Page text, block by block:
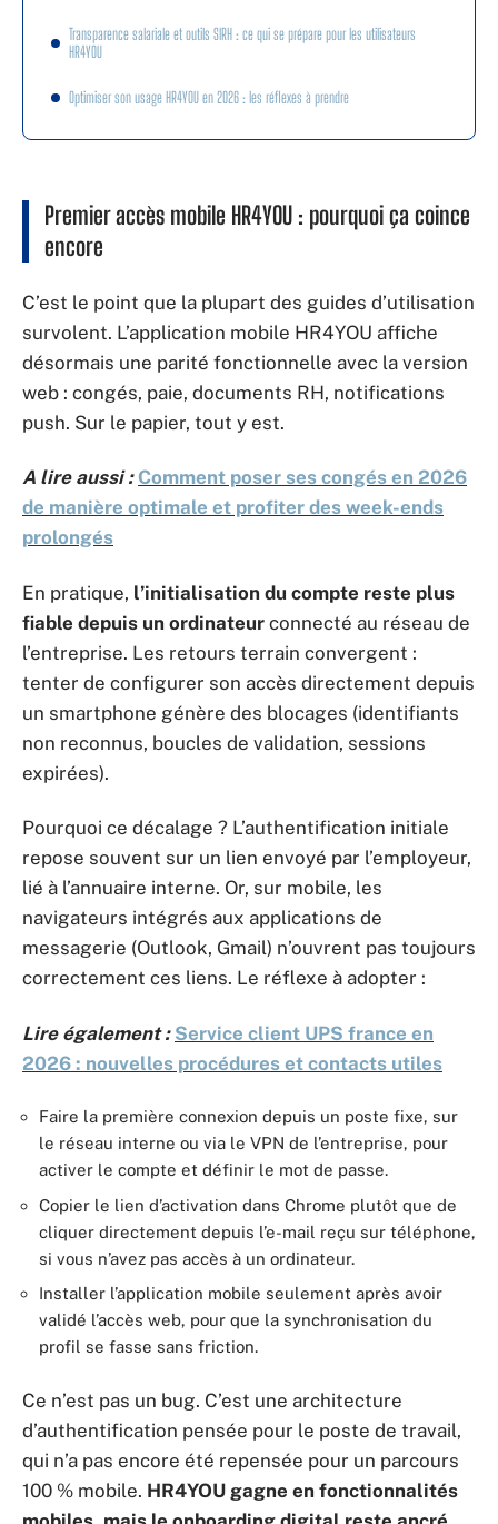
Transparence salariale et outils SIRH : ce qui se prépare pour les utilisateurs
HR4YOU
Optimiser son usage HR4YOU en 2026 : les réflexes à prendre
Premier accès mobile HR4YOU : pourquoi ça coince
encore
C’est le point que la plupart des guides d’utilisation
survolent. L’application mobile HR4YOU affiche
désormais une parité fonctionnelle avec la version
web : congés, paie, documents RH, notifications
push. Sur le papier, tout y est.
A lire aussi : Comment poser ses congés en 2026
de manière optimale et profiter des week-ends
prolongés
En pratique, l’initialisation du compte reste plus
fiable depuis un ordinateur connecté au réseau de
l’entreprise. Les retours terrain convergent :
tenter de configurer son accès directement depuis
un smartphone génère des blocages (identifiants
non reconnus, boucles de validation, sessions
expirées).
Pourquoi ce décalage ? L’authentification initiale
repose souvent sur un lien envoyé par l’employeur,
lié à l’annuaire interne. Or, sur mobile, les
navigateurs intégrés aux applications de
messagerie (Outlook, Gmail) n’ouvrent pas toujours
correctement ces liens. Le réflexe à adopter :
Lire également : Service client UPS france en
2026 : nouvelles procédures et contacts utiles
Faire la première connexion depuis un poste fixe, sur
le réseau interne ou via le VPN de l’entreprise, pour
activer le compte et définir le mot de passe.
Copier le lien d’activation dans Chrome plutôt que de
cliquer directement depuis l’e-mail reçu sur téléphone,
si vous n’avez pas accès à un ordinateur.
Installer l’application mobile seulement après avoir
validé l’accès web, pour que la synchronisation du
profil se fasse sans friction.
Ce n’est pas un bug. C’est une architecture
d’authentification pensée pour le poste de travail,
qui n’a pas encore été repensée pour un parcours
100 % mobile. HR4YOU gagne en fonctionnalités